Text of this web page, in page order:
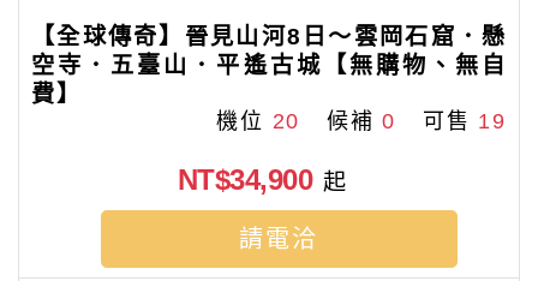
【全球傳奇】晉見山河8日～雲岡石窟．懸
空寺．五臺山．平遙古城【無購物、無自
費】
機位 20 候補0 可售 19
NT$34,900 起
請電洽